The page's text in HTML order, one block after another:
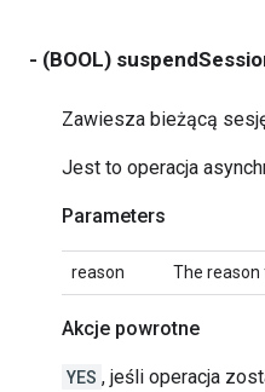
- (BOOL)
Zawiesza bieżącą
Jest to operacja
Parameters
reason The reason
Akcje powrotne
YES , jeśli operacja